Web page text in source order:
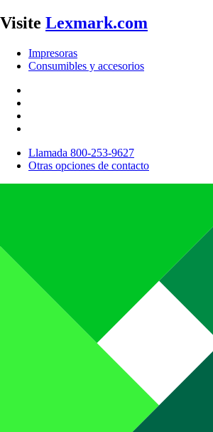
Visite Lexmark.com
Impresoras
Consumibles y accesorios
Llamada 800-253-9627
Otras opciones de contacto